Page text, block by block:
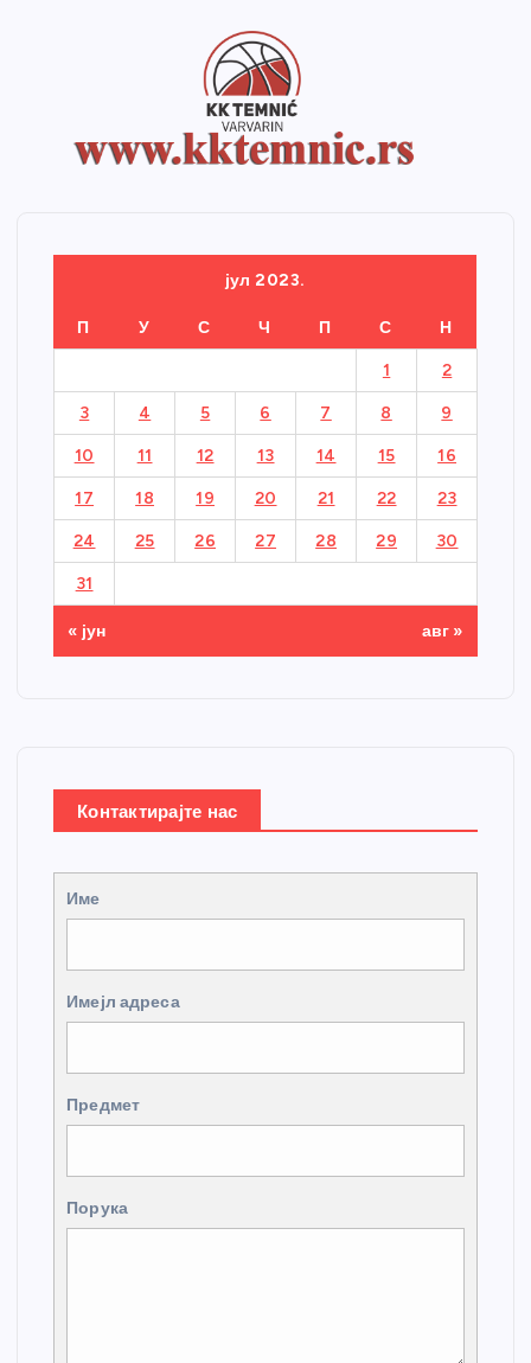
јул 2023.
П У С Ч П С Н
1 2
3 4 5 6 7 8 9
10 11 12 13 14 15 16
17 18 19 20 21 22 23
24 25 26 27 28 29 30
31
« јун авг »
Контактирајте нас
Име
Имејл адреса
Предмет
Порука